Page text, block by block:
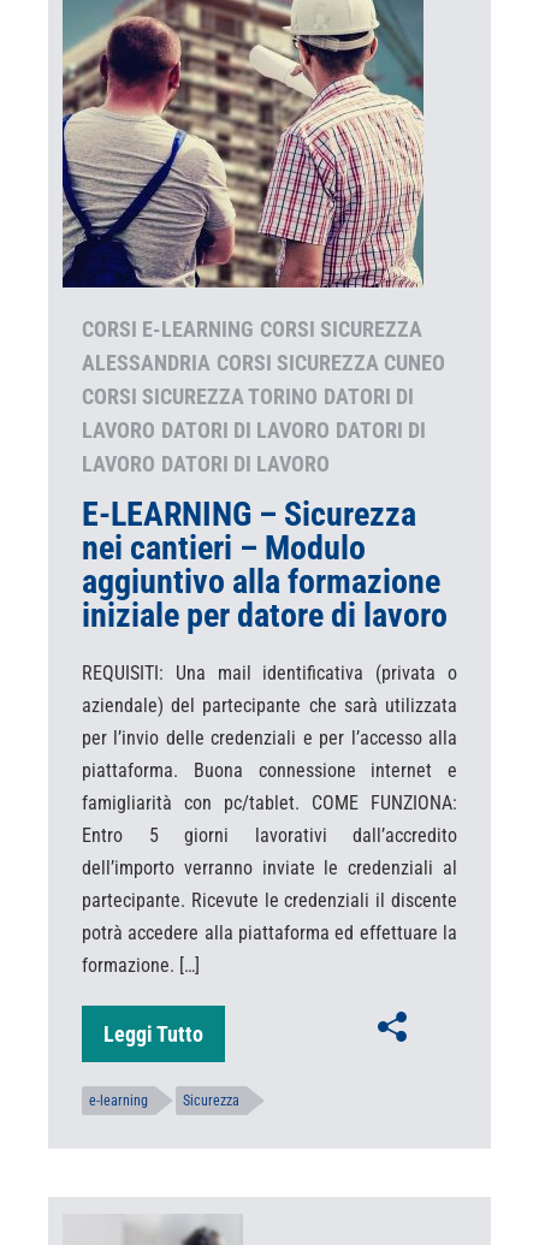
CORSI E-LEARNING CORSI SICUREZZA
ALESSANDRIA CORSI SICUREZZA CUNEO
CORSI SICUREZZA TORINO DATORI DI
LAVORO DATORI DI LAVORO DATORI DI
LAVORO DATORI DI LAVORO
E-LEARNING – Sicurezza
nei cantieri – Modulo
aggiuntivo alla formazione
iniziale per datore di lavoro
REQUISITI: Una mail identificativa (privata o
aziendale) del partecipante che sarà utilizzata
per l’invio delle credenziali e per l’accesso alla
piattaforma. Buona connessione internet e
famigliarità con pc/tablet. COME FUNZIONA:
Entro 5 giorni lavorativi dall’accredito
dell’importo verranno inviate le credenziali al
partecipante. Ricevute le credenziali il discente
potrà accedere alla piattaforma ed effettuare la
formazione. […]
Leggi Tutto
e-learning Sicurezza